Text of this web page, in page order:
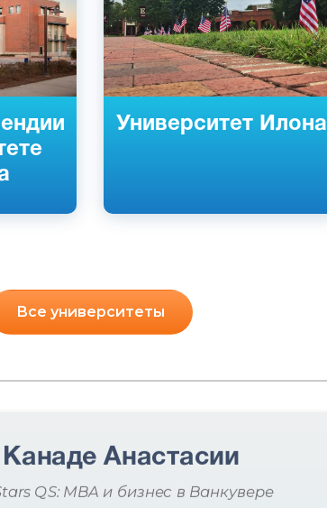
Университет Илона
Все университеты
Анастасии
QS: MBA и бизнес в Ванкувере